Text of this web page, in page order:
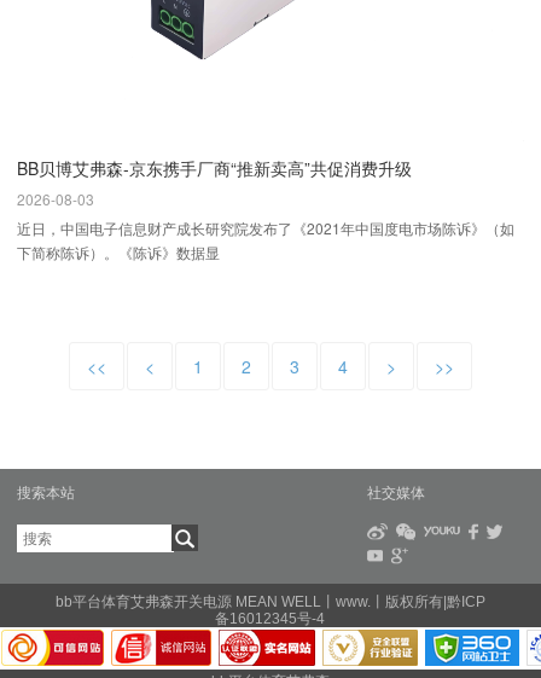
BB贝博艾弗森-京东携手厂商“推新卖高”共促消费升级
2026-08-03
近日，中国电子信息财产成长研究院发布了《2021年中国度电市场陈诉》（如
下简称陈诉）。《陈诉》数据显
<< < 1 2 3 4 > >>
搜索本站 社交媒体
bb平台体育艾弗森开关电源 MEAN WELL丨www.丨版权所有|黔ICP
备16012345号-4